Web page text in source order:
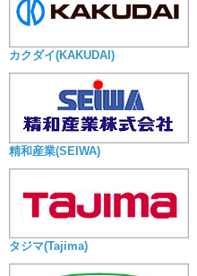
カクダイ(KAKUDAI)
精和産業(SEIWA)
タジマ(Tajima)